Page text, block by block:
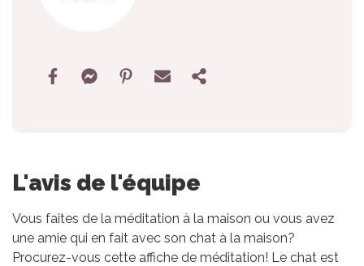
L'avis de l'équipe
Vous faites de la méditation à la maison ou vous avez
une amie qui en fait avec son chat à la maison?
Procurez-vous cette affiche de méditation! Le chat est